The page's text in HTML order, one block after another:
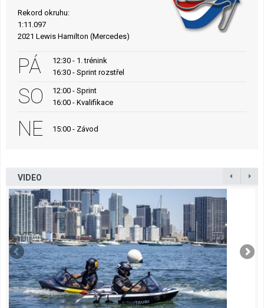
Rekord okruhu:
1:11.097
2021 Lewis Hamilton (Mercedes)
PÁ
12:30 - 1. trénink
16:30 - Sprint rozstřel
SO
12:00 - Sprint
16:00 - Kvalifikace
NE 15:00 - Závod
VIDEO